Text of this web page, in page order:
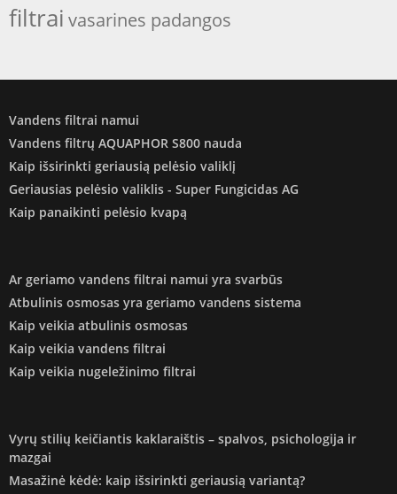
filtrai vasarines padangos
Vandens filtrai namui
Vandens filtrų AQUAPHOR S800 nauda
Kaip išsirinkti geriausią pelėsio valiklį
Geriausias pelėsio valiklis - Super Fungicidas AG
Kaip panaikinti pelėsio kvapą
Ar geriamo vandens filtrai namui yra svarbūs
Atbulinis osmosas yra geriamo vandens sistema
Kaip veikia atbulinis osmosas
Kaip veikia vandens filtrai
Kaip veikia nugeležinimo filtrai
Vyrų stilių keičiantis kaklaraištis – spalvos, psichologija ir
mazgai
Masažinė kėdė: kaip išsirinkti geriausią variantą?